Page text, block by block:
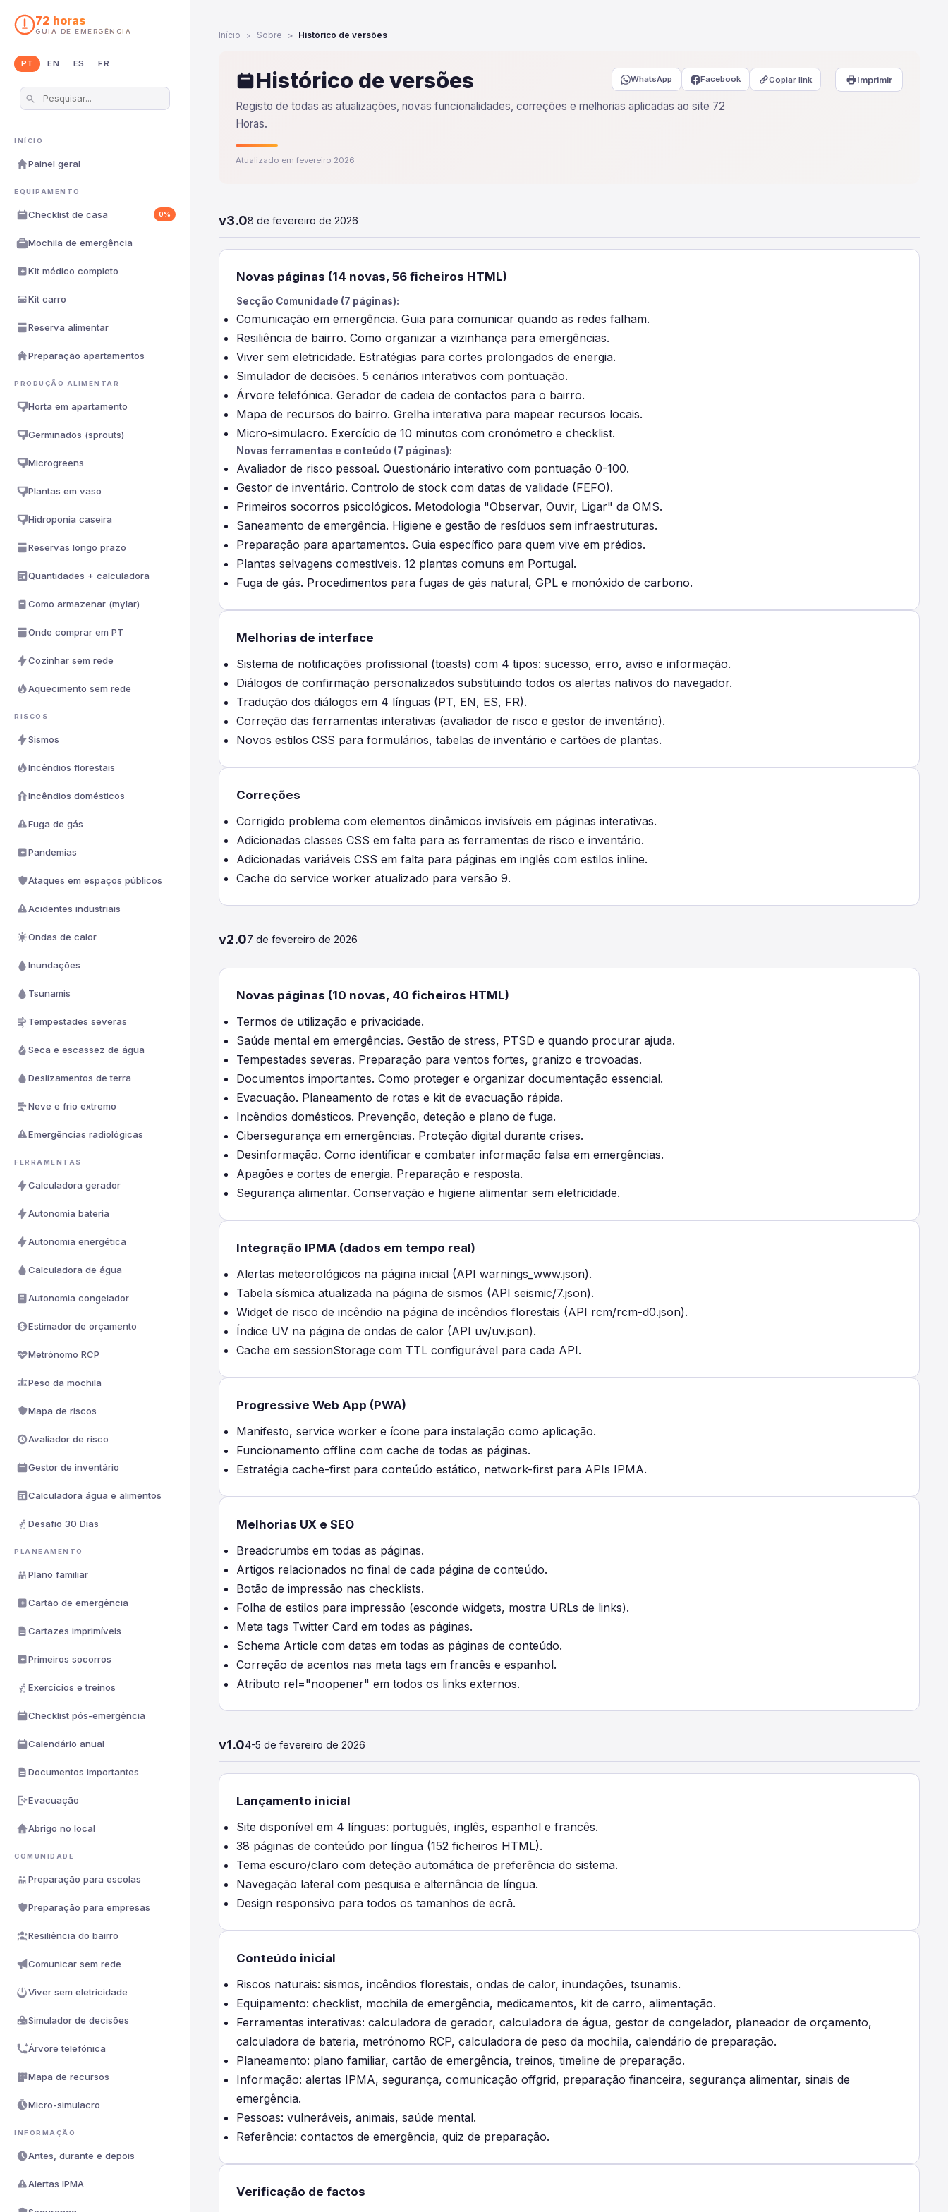
72 horas
GUIA DE EMERGÊNCIA
PT EN ES FR
INÍCIO
Painel geral
EQUIPAMENTO
Checklist de casa 0%
Mochila de emergência
Kit médico completo
Kit carro
Reserva alimentar
Preparação apartamentos
PRODUÇÃO ALIMENTAR
Horta em apartamento
Germinados (sprouts)
Microgreens
Plantas em vaso
Hidroponia caseira
Reservas longo prazo
Quantidades + calculadora
Como armazenar (mylar)
Onde comprar em PT
Cozinhar sem rede
Aquecimento sem rede
RISCOS
Sismos
Incêndios florestais
Incêndios domésticos
Fuga de gás
Pandemias
Ataques em espaços públicos
Acidentes industriais
Ondas de calor
Inundações
Tsunamis
Tempestades severas
Seca e escassez de água
Deslizamentos de terra
Neve e frio extremo
Emergências radiológicas
FERRAMENTAS
Calculadora gerador
Autonomia bateria
Autonomia energética
Calculadora de água
Autonomia congelador
Estimador de orçamento
Metrónomo RCP
Peso da mochila
Mapa de riscos
Avaliador de risco
Gestor de inventário
Calculadora água e alimentos
Desafio 30 Dias
PLANEAMENTO
Plano familiar
Cartão de emergência
Cartazes imprimíveis
Primeiros socorros
Exercícios e treinos
Checklist pós-emergência
Calendário anual
Documentos importantes
Evacuação
Abrigo no local
COMUNIDADE
Preparação para escolas
Preparação para empresas
Resiliência do bairro
Comunicar sem rede
Viver sem eletricidade
Simulador de decisões
Árvore telefónica
Mapa de recursos
Micro-simulacro
INFORMAÇÃO
Antes, durante e depois
Alertas IPMA
Início Sobre Histórico de versões
Histórico de versões
Registo de todas as atualizações, novas funcionalidades, correções e melhorias aplicadas ao site 72
Horas.
Imprimir
Atualizado em fevereiro 2026
WhatsApp Facebook Copiar link
v3.08 de fevereiro de 2026
Novas páginas (14 novas, 56 ficheiros HTML)
Secção Comunidade (7 páginas):
Comunicação em emergência. Guia para comunicar quando as redes falham.
Resiliência de bairro. Como organizar a vizinhança para emergências.
Viver sem eletricidade. Estratégias para cortes prolongados de energia.
Simulador de decisões. 5 cenários interativos com pontuação.
Árvore telefónica. Gerador de cadeia de contactos para o bairro.
Mapa de recursos do bairro. Grelha interativa para mapear recursos locais.
Micro-simulacro. Exercício de 10 minutos com cronómetro e checklist.
Novas ferramentas e conteúdo (7 páginas):
Avaliador de risco pessoal. Questionário interativo com pontuação 0-100.
Gestor de inventário. Controlo de stock com datas de validade (FEFO).
Primeiros socorros psicológicos. Metodologia "Observar, Ouvir, Ligar" da OMS.
Saneamento de emergência. Higiene e gestão de resíduos sem infraestruturas.
Preparação para apartamentos. Guia específico para quem vive em prédios.
Plantas selvagens comestíveis. 12 plantas comuns em Portugal.
Fuga de gás. Procedimentos para fugas de gás natural, GPL e monóxido de carbono.
Melhorias de interface
Sistema de notificações profissional (toasts) com 4 tipos: sucesso, erro, aviso e informação.
Diálogos de confirmação personalizados substituindo todos os alertas nativos do navegador.
Tradução dos diálogos em 4 línguas (PT, EN, ES, FR).
Correção das ferramentas interativas (avaliador de risco e gestor de inventário).
Novos estilos CSS para formulários, tabelas de inventário e cartões de plantas.
Correções
Corrigido problema com elementos dinâmicos invisíveis em páginas interativas.
Adicionadas classes CSS em falta para as ferramentas de risco e inventário.
Adicionadas variáveis CSS em falta para páginas em inglês com estilos inline.
Cache do service worker atualizado para versão 9.
v2.07 de fevereiro de 2026
Novas páginas (10 novas, 40 ficheiros HTML)
Termos de utilização e privacidade.
Saúde mental em emergências. Gestão de stress, PTSD e quando procurar ajuda.
Tempestades severas. Preparação para ventos fortes, granizo e trovoadas.
Documentos importantes. Como proteger e organizar documentação essencial.
Evacuação. Planeamento de rotas e kit de evacuação rápida.
Incêndios domésticos. Prevenção, deteção e plano de fuga.
Cibersegurança em emergências. Proteção digital durante crises.
Desinformação. Como identificar e combater informação falsa em emergências.
Apagões e cortes de energia. Preparação e resposta.
Segurança alimentar. Conservação e higiene alimentar sem eletricidade.
Integração IPMA (dados em tempo real)
Alertas meteorológicos na página inicial (API warnings_www.json).
Tabela sísmica atualizada na página de sismos (API seismic/7.json).
Widget de risco de incêndio na página de incêndios florestais (API rcm/rcm-d0.json).
Índice UV na página de ondas de calor (API uv/uv.json).
Cache em sessionStorage com TTL configurável para cada API.
Progressive Web App (PWA)
Manifesto, service worker e ícone para instalação como aplicação.
Funcionamento offline com cache de todas as páginas.
Estratégia cache-first para conteúdo estático, network-first para APIs IPMA.
Melhorias UX e SEO
Breadcrumbs em todas as páginas.
Artigos relacionados no final de cada página de conteúdo.
Botão de impressão nas checklists.
Folha de estilos para impressão (esconde widgets, mostra URLs de links).
Meta tags Twitter Card em todas as páginas.
Schema Article com datas em todas as páginas de conteúdo.
Correção de acentos nas meta tags em francês e espanhol.
Atributo rel="noopener" em todos os links externos.
v1.04-5 de fevereiro de 2026
Lançamento inicial
Site disponível em 4 línguas: português, inglês, espanhol e francês.
38 páginas de conteúdo por língua (152 ficheiros HTML).
Tema escuro/claro com deteção automática de preferência do sistema.
Navegação lateral com pesquisa e alternância de língua.
Design responsivo para todos os tamanhos de ecrã.
Conteúdo inicial
Riscos naturais: sismos, incêndios florestais, ondas de calor, inundações, tsunamis.
Equipamento: checklist, mochila de emergência, medicamentos, kit de carro, alimentação.
Ferramentas interativas: calculadora de gerador, calculadora de água, gestor de congelador, planeador de orçamento,
calculadora de bateria, metrónomo RCP, calculadora de peso da mochila, calendário de preparação.
Planeamento: plano familiar, cartão de emergência, treinos, timeline de preparação.
Informação: alertas IPMA, segurança, comunicação offgrid, preparação financeira, segurança alimentar, sinais de
emergência.
Pessoas: vulneráveis, animais, saúde mental.
Referência: contactos de emergência, quiz de preparação.
Verificação de factos